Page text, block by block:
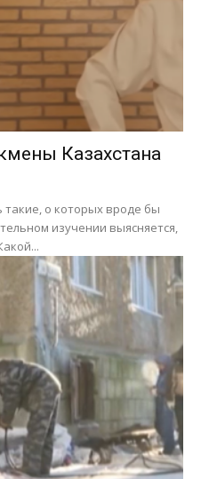
Казахстана
такие, о которых вроде бы
изучении выясняется,